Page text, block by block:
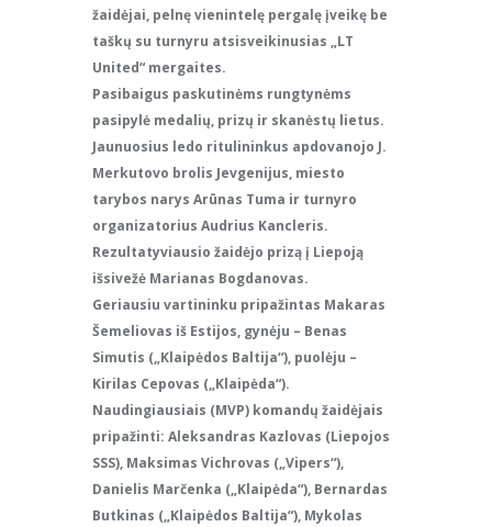
žaidėjai, pelnę vienintelę pergalę įveikę be
taškų su turnyru atsisveikinusias „LT
United“ mergaites.
Pasibaigus paskutinėms rungtynėms
pasipylė medalių, prizų ir skanėstų lietus.
Jaunuosius ledo ritulininkus apdovanojo J.
Merkutovo brolis Jevgenijus, miesto
tarybos narys Arūnas Tuma ir turnyro
organizatorius Audrius Kancleris.
Rezultatyviausio žaidėjo prizą į Liepoją
išsivežė Marianas Bogdanovas.
Geriausiu vartininku pripažintas Makaras
Šemeliovas iš Estijos, gynėju – Benas
Simutis („Klaipėdos Baltija“), puolėju –
Kirilas Cepovas („Klaipėda“).
Naudingiausiais (MVP) komandų žaidėjais
pripažinti: Aleksandras Kazlovas (Liepojos
SSS), Maksimas Vichrovas („Vipers“),
Danielis Marčenka („Klaipėda“), Bernardas
Butkinas („Klaipėdos Baltija“), Mykolas